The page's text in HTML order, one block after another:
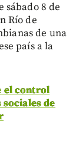
sábado 8 de
Río de
de una
país a la
el control
de